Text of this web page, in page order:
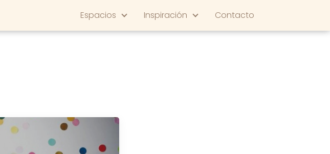
Espacios Inspiración Contacto